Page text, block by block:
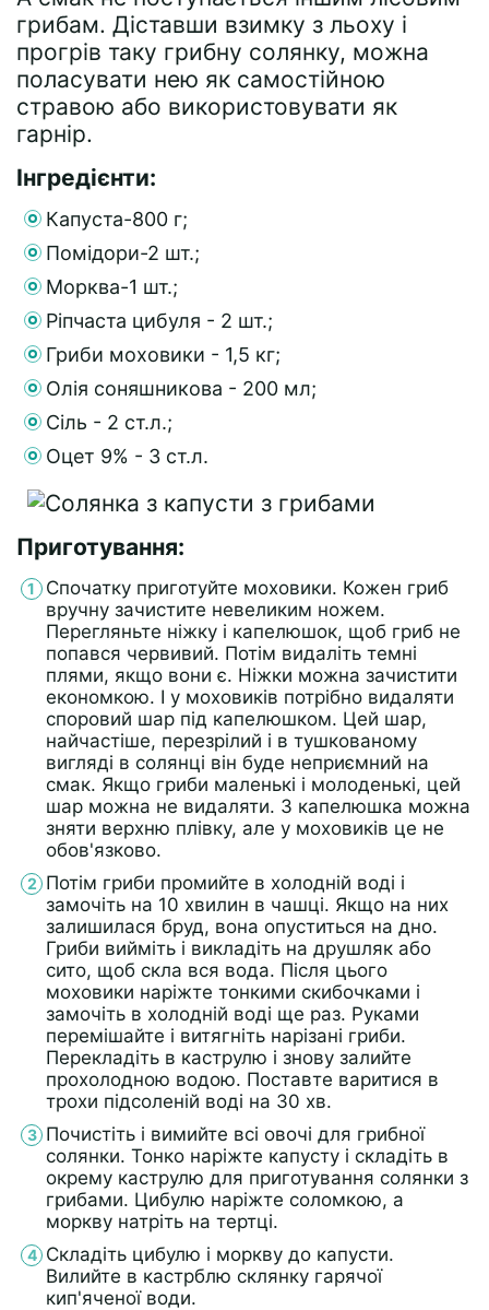
грибам. Діставши взимку з льоху і
прогрів таку грибну солянку, можна
поласувати нею як самостійною
стравою або використовувати як
гарнір.
Інгредієнти:
Капуста-800 г;
Помідори-2 шт.;
Морква-1 шт.;
Ріпчаста цибуля - 2 шт.;
Гриби моховики - 1,5 кг;
Олія соняшникова - 200 мл;
Сіль - 2 ст.л.;
Оцет 9% - 3 ст.л.
Приготування:
Спочатку приготуйте моховики. Кожен гриб
вручну зачистите невеликим ножем.
Перегляньте ніжку і капелюшок, щоб гриб не
попався червивий. Потім видаліть темні
плями, якщо вони є. Ніжки можна зачистити
економкою. І у моховиків потрібно видаляти
споровий шар під капелюшком. Цей шар,
найчастіше, перезрілий і в тушкованому
вигляді в солянці він буде неприємний на
смак. Якщо гриби маленькі і молоденькі, цей
шар можна не видаляти. З капелюшка можна
зняти верхню плівку, але у моховиків це не
обов'язково.
Потім гриби промийте в холодній воді і
замочіть на 10 хвилин в чашці. Якщо на них
залишилася бруд, вона опуститься на дно.
Гриби вийміть і викладіть на друшляк або
сито, щоб скла вся вода. Після цього
моховики наріжте тонкими скибочками і
замочіть в холодній воді ще раз. Руками
перемішайте і витягніть нарізані гриби.
Перекладіть в каструлю і знову залийте
прохолодною водою. Поставте варитися в
трохи підсоленій воді на 30 хв.
Почистіть і вимийте всі овочі для грибної
солянки. Тонко наріжте капусту і складіть в
окрему каструлю для приготування солянки з
грибами. Цибулю наріжте соломкою, а
моркву натріть на тертці.
Складіть цибулю і моркву до капусти.
Вилийте в кастрблю склянку гарячої
кип'яченої води.